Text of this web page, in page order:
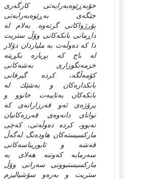
خۆبه‌ڕێوه‌به‌رایه‌تی کارگه‌ری
جێگه‌ی به‌ڕێوه‌به‌رایه‌تی
بۆرژواکانی گرته‌وه‌. به‌لام له‌
داڕمانی بانکه‌کانی وۆڵ ستریت
دا که‌ ده‌وڵه‌ت به‌ ملیاردان دۆلار
له‌ باج که‌ بڕیاره‌ بکڕیته‌
خزمه‌تگوزاری به‌شه‌کانی
کۆمه‌ڵگه‌، کرده‌ گیرفانی
بانکداره‌کان و به‌شێك له‌
بانکه‌کان به‌تایبه‌ت خانوو و
پرۆژه‌ی ئه‌و قه‌رزارانه‌ی که‌
توانای دانه‌وه‌ی قه‌رزه‌کانیان
نه‌بوو، کرده‌ ده‌وڵه‌تی، که‌چی
مارکسیسته‌کان هاوده‌نگ له‌گه‌ڵ
قه‌شه‌ و ئابوریناسه‌کانی
سه‌رمایه‌ که‌وتنه‌ هه‌لای به‌
مارکسیستبوونی سه‌رانی وۆڵ
ستریت و به‌ره‌و سۆشیالیزم